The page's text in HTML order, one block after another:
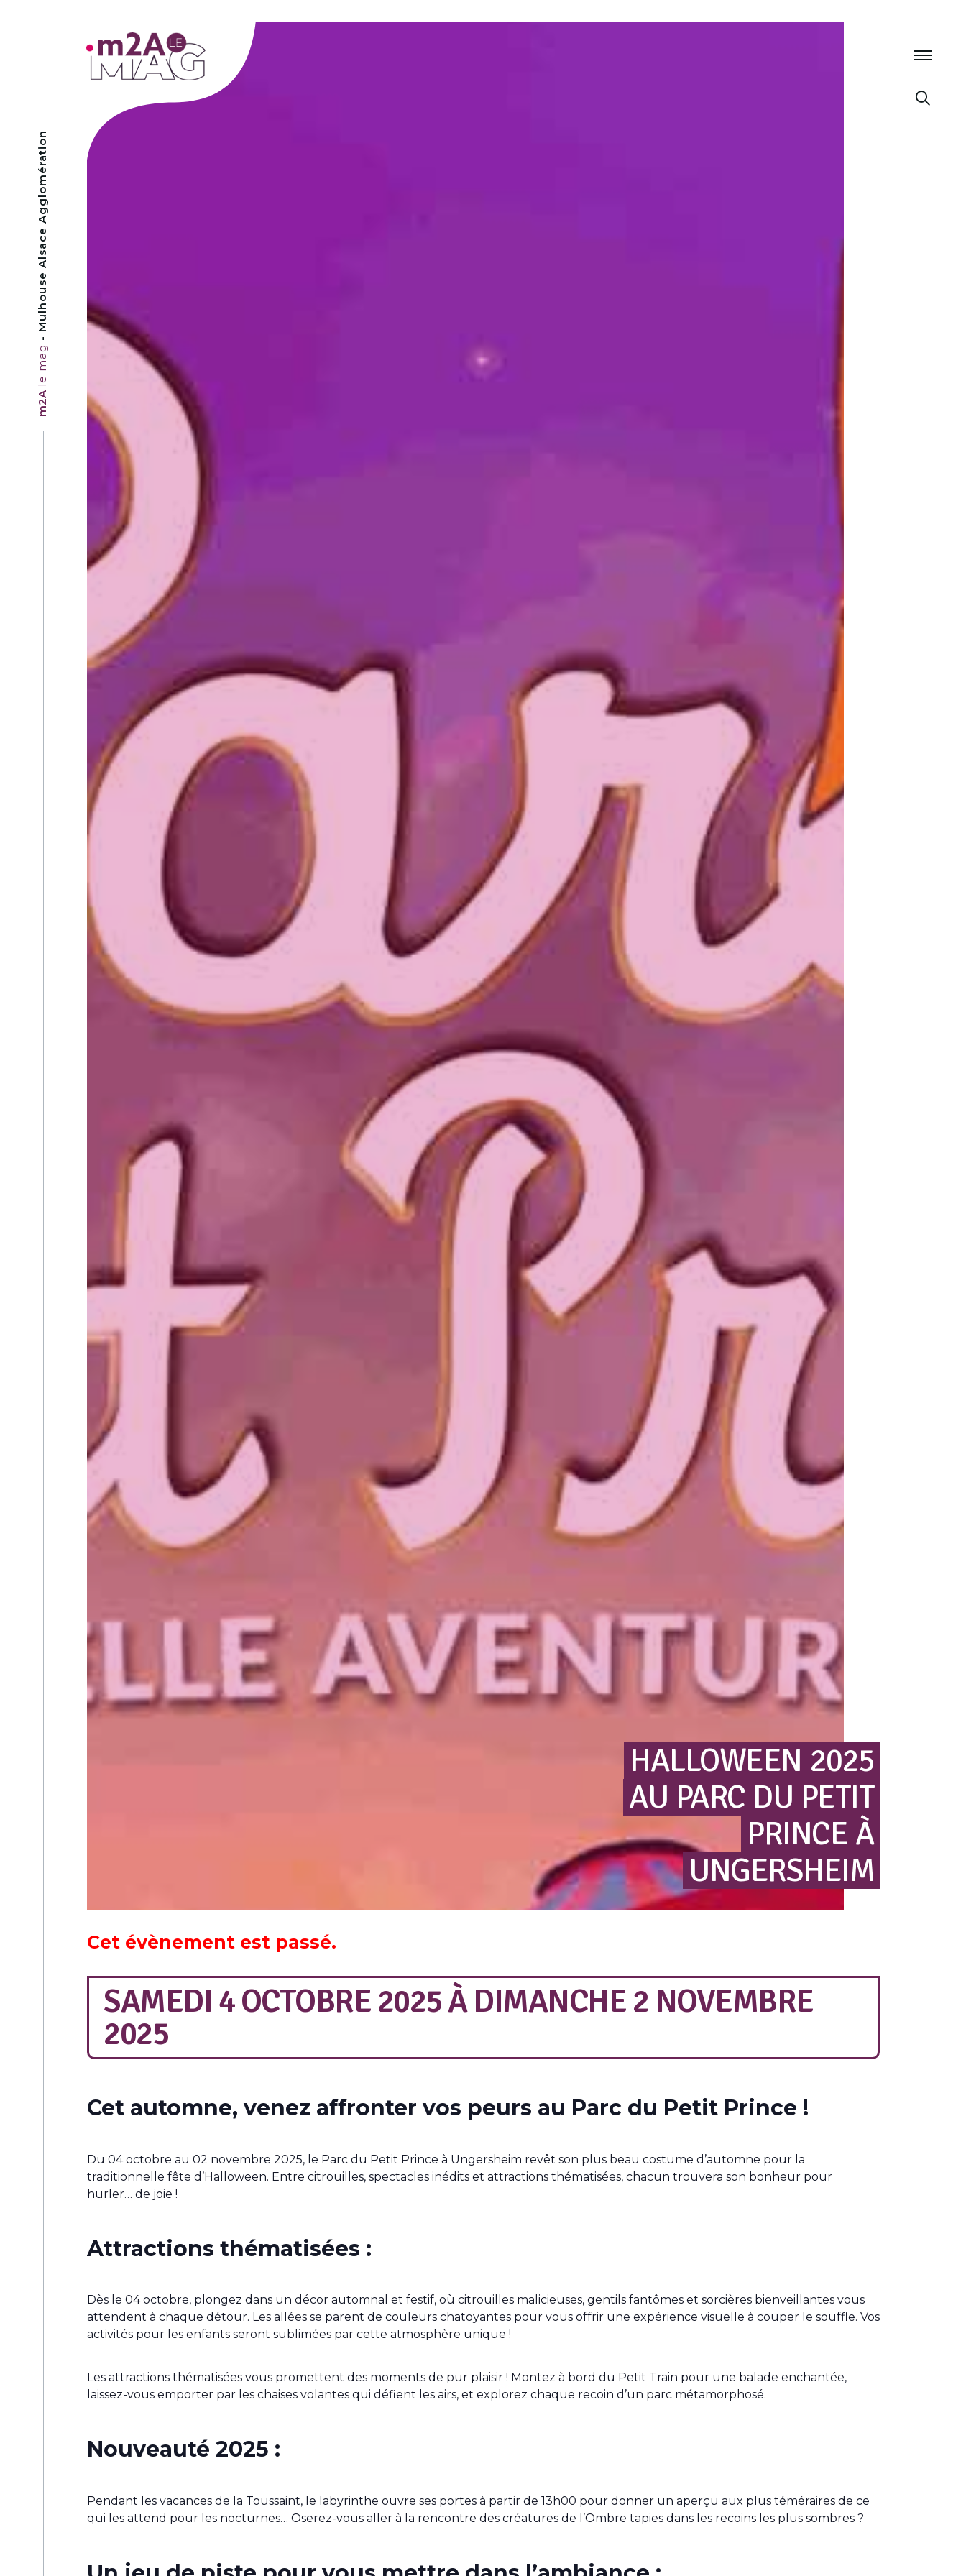
m2A
le mag
- Mulhouse Alsace Agglomération
HALLOWEEN 2025
AU PARC DU PETIT
PRINCE À
UNGERSHEIM
Cet évènement est passé.
SAMEDI 4 OCTOBRE 2025À DIMANCHE 2 NOVEMBRE
2025
Cet automne, venez affronter vos peurs au Parc du Petit Prince !
Du 04 octobre au 02 novembre 2025, le Parc du Petit Prince à Ungersheim revêt son plus beau costume d’automne pour la
traditionnelle fête d’Halloween. Entre citrouilles, spectacles inédits et attractions thématisées, chacun trouvera son bonheur pour
hurler… de joie !
Attractions thématisées :
Dès le 04 octobre, plongez dans un décor automnal et festif, où citrouilles malicieuses, gentils fantômes et sorcières bienveillantes vous
attendent à chaque détour. Les allées se parent de couleurs chatoyantes pour vous offrir une expérience visuelle à couper le souffle. Vos
activités pour les enfants seront sublimées par cette atmosphère unique !
Les attractions thématisées vous promettent des moments de pur plaisir ! Montez à bord du Petit Train pour une balade enchantée,
laissez-vous emporter par les chaises volantes qui défient les airs, et explorez chaque recoin d’un parc métamorphosé.
Nouveauté 2025 :
Pendant les vacances de la Toussaint, le labyrinthe ouvre ses portes à partir de 13h00 pour donner un aperçu aux plus téméraires de ce
qui les attend pour les nocturnes… Oserez-vous aller à la rencontre des créatures de l’Ombre tapies dans les recoins les plus sombres ?